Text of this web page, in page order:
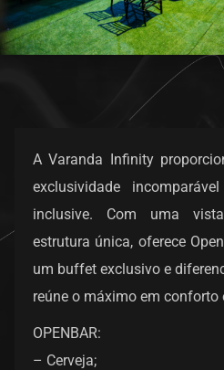
A Varanda Infinity
exclusividade
inclusive. Com uma
estrutura única, oferece
um buffet exclusivo e
reúne o máximo em conforto
OPENBAR:
– Cerveja;